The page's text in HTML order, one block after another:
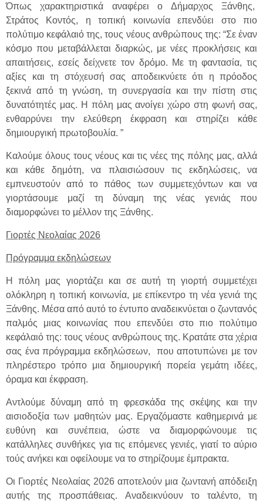
Όπως χαρακτηριστικά αναφέρει ο Δήμαρχος Ξάνθης,
Στράτος Κοντός, η τοπική κοινωνία επενδύει στο πιο
πολύτιμο κεφάλαιό της, τους νέους ανθρώπους της: “Σε έναν
κόσμο που μεταβάλλεται διαρκώς, με νέες προκλήσεις και
απαιτήσεις, εσείς δείχνετε τον δρόμο. Με τη φαντασία, τις
αξίες και τη στόχευσή σας αποδεικνύετε ότι η πρόοδος
ξεκινά από τη γνώση, τη συνεργασία και την πίστη στις
δυνατότητές μας. Η πόλη μας ανοίγει χώρο στη φωνή σας,
ενθαρρύνει την ελεύθερη έκφραση και στηρίζει κάθε
δημιουργική πρωτοβουλία. ”
Καλούμε όλους τους νέους και τις νέες της πόλης μας, αλλά
και κάθε δημότη, να πλαισιώσουν τις εκδηλώσεις, να
εμπνευστούν από το πάθος των συμμετεχόντων και να
γιορτάσουμε μαζί τη δύναμη της νέας γενιάς που
διαμορφώνει το μέλλον της Ξάνθης.
Γιορτές Νεολαίας 2026
Πρόγραμμα εκδηλώσεων
Η πόλη μας γιορτάζει και σε αυτή τη γιορτή συμμετέχει
ολόκληρη η τοπική κοινωνία, με επίκεντρο τη νέα γενιά της
Ξάνθης. Μέσα από αυτό το έντυπο αναδεικνύεται ο ζωντανός
παλμός μιας κοινωνίας που επενδύει στο πιο πολύτιμο
κεφάλαιό της: τους νέους ανθρώπους της. Κρατάτε στα χέρια
σας ένα πρόγραμμα εκδηλώσεων, που αποτυπώνει με τον
πληρέστερο τρόπο μια δημιουργική πορεία γεμάτη ιδέες,
όραμα και έκφραση.
Αντλούμε δύναμη από τη φρεσκάδα της σκέψης και την
αισιοδοξία των μαθητών μας. Εργαζόμαστε καθημερινά με
ευθύνη και συνέπεια, ώστε να διαμορφώνουμε τις
κατάλληλες συνθήκες για τις επόμενες γενιές, γιατί το αύριο
τούς ανήκει και οφείλουμε να το στηρίζουμε έμπρακτα.
Οι Γιορτές Νεολαίας 2026 αποτελούν μια ζωντανή απόδειξη
αυτής της προσπάθειας. Αναδεικνύουν το ταλέντο, τη